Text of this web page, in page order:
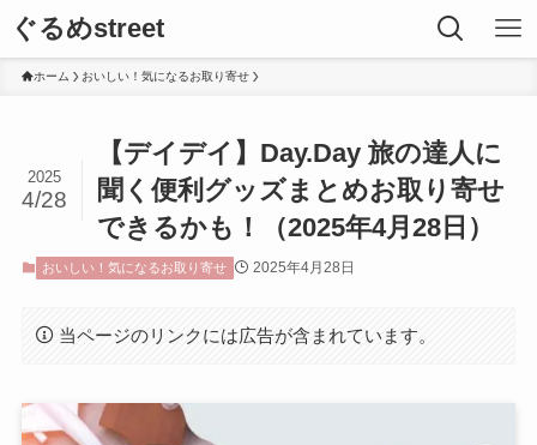
ぐるめstreet
ホーム おいしい！気になるお取り寄せ
【デイデイ】Day.Day 旅の達人に
聞く便利グッズまとめお取り寄せ
できるかも！（2025年4月28日）
2025
4/28
おいしい！気になるお取り寄せ 2025年4月28日
当ページのリンクには広告が含まれています。